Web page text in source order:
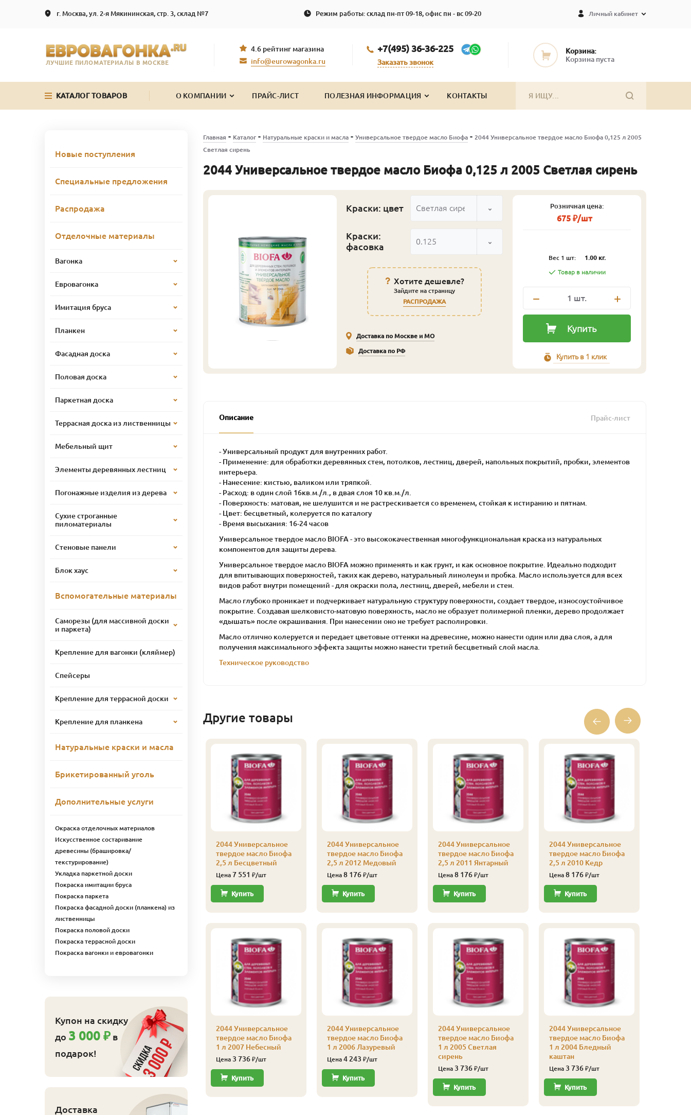
г. Москва, ул. 2-я Мякининская, стр. 3, склад №7 Режим работы: склад пн-пт 09-18, офис пн - вс 09-20 Личный кабинет
ЛУЧШИЕ ПИЛОМАТЕРИАЛЫ В МОСКВЕ
4.6 рейтинг магазина
info@eurowagonka.ru
+7(495) 36-36-225
Заказать звонок
Корзина:
Корзина пуста
КАТАЛОГ ТОВАРОВ О КОМПАНИИ ПРАЙС-ЛИСТ ПОЛЕЗНАЯ ИНФОРМАЦИЯ КОНТАКТЫ
Главная - Каталог- Натуральные краски и масла- Универсальное твердое масло Биофа- 2044 Универсальное твердое масло Биофа 0,125 л 2005
Светлая сирень
2044 Универсальное твердое масло Биофа 0,125 л 2005 Светлая сирень
Краски: цвет Светлая сирень
Краски:
фасовка
0.125
Хотите дешевле?
Зайдите на страницу
РАСПРОДАЖА
Доставка по Москве и МО
Доставка по РФ
Розничная цена:
675 ₽/шт
Вес 1 шт: 1.00 кг.
Товар в наличии
1 шт.
Купить
Купить в 1 клик
Описание Прайс-лист
- Универсальный продукт для внутренних работ.
- Применение: для обработки деревянных стен, потолков, лестниц, дверей, напольных покрытий, пробки, элементов
интерьера.
- Нанесение: кистью, валиком или тряпкой.
- Расход: в один слой 16кв.м./л., в двая слоя 10 кв.м./л.
- Поверхность: матовая, не шелушится и не растрескивается со временем, стойкая к истиранию и пятнам.
- Цвет: бесцветный, колеруется по каталогу
- Время высыхания: 16-24 часов
Универсальное твердое масло BIOFA - это высококачественная многофункциональная краска из натуральных
компонентов для защиты дерева.
Универсальное твердое масло BIOFA можно применять и как грунт, и как основное покрытие. Идеально подходит
для впитывающих поверхностей, таких как дерево, натуральный линолеум и пробка. Масло используется для всех
видов работ внутри помещений - для окраски пола, лестниц, дверей, мебели и стен.
Масло глубоко проникает и подчеркивает натуральную структуру поверхности, создает твердое, износоустойчивое
покрытие. Создавая шелковисто-матовую поверхность, масло не образует полимерной пленки, дерево продолжает
«дышать» после окрашивания. При нанесении оно не требует располировки.
Масло отлично колеруется и передает цветовые оттенки на древесине, можно нанести один или два слоя, а для
получения максимального эффекта защиты можно нанести третий бесцветный слой масла.
Техническое руководство
Другие товары
Универсальное
масло Биофа
2009 Слоновая
Универсальное
л 2001 Белый
2044 Универсальное
твердое масло Биофа
1 л 2013 Панг
Цена3 736
2044 Универсальное
твердое масло Биофа
2,5 л Бесцветный
Цена 7 551 ₽/шт
Купить
2044 Универсальное
твердое масло Биофа
1 л 2007 Небесный
Цена 3 736₽/шт
Купить
2044 Универсальное
твердое масло Биофа
2,5 л 2012 Медовый
Цена 8 176₽/шт
Купить
2044 Универсальное
твердое масло Биофа
1 л 2006 Лазуревый
Цена 4 243 ₽/шт
Купить
2044 Универсальное
твердое масло Биофа
2,5 л 2011 Янтарный
Цена 8 176₽/шт
Купить
2044 Универсальное
твердое масло Биофа
1 л 2005 Светлая
сирень
Цена 3 736₽/шт
Купить
2044 Универсальное
твердое масло Биофа
2,5 л 2010 Кедр
Цена 8 176₽/шт
Купить
2044 Универсальное
твердое масло Биофа
1 л 2004 Бледный
каштан
Цена 3 736₽/шт
Купить
Новые поступления
Специальные предложения
Распродажа
Отделочные материалы
Вагонка
Евровагонка
Имитация бруса
Планкен
Фасадная доска
Половая доска
Паркетная доска
Террасная доска из лиственницы
Мебельный щит
Элементы деревянных лестниц
Погонажные изделия из дерева
Сухие строганные
пиломатериалы
Стеновые панели
Блок хаус
Вспомогательные материалы
Саморезы (для массивной доски
и паркета)
Крепление для вагонки (кляймер)
Спейсеры
Крепление для террасной доски
Крепление для планкена
Натуральные краски и масла
Брикетированный уголь
Дополнительные услуги
Окраска отделочных материалов
Искусственное состаривание
древесины (брашировка/
текстурирование)
Укладка паркетной доски
Покраска имитации бруса
Покраска паркета
Покраска фасадной доски (планкена) из
лиственницы
Покраска половой доски
Покраска террасной доски
Покраска вагонки и евровагонки
Купон на скидку
до 3 000 ₽ в
подарок!
Доставка